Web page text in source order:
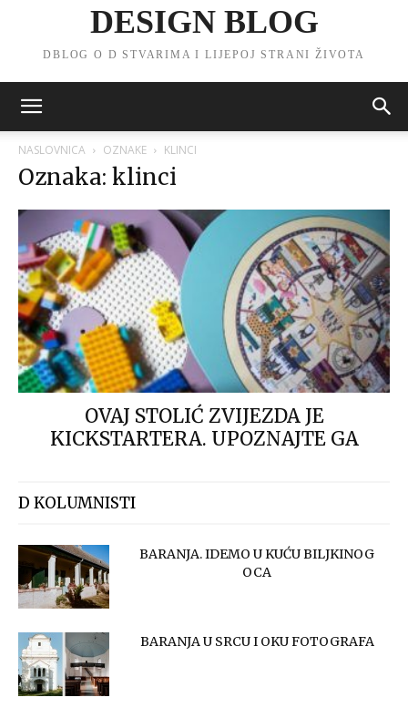
DESIGN BLOG
DBLOG O D STVARIMA I LIJEPOJ STRANI ŽIVOTA
NASLOVNICA OZNAKE KLINCI
Oznaka: klinci
OVAJ STOLIĆ ZVIJEZDA JE
KICKSTARTERA. UPOZNAJTE GA
D KOLUMNISTI
BARANJA. IDEMO U KUĆU BILJKINOG
OCA
BARANJA U SRCU I OKU FOTOGRAFA